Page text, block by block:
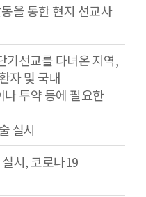
을 통한 현지 선교사
기선교를 다녀온 지역,
자 및 국내
투약 등에 필요한
실시
시, 코로나19